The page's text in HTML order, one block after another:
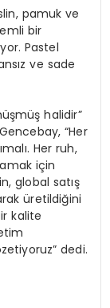
pamuk ve
bir
Pastel
ve sade
halidir”
“Her
Her ruh,
için
global satış
üretildiğini
kalite
dedi.